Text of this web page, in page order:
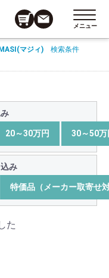
メニュー
MASI(マジィ) 検索条件
20～30万円 30～50万
み
特価品（メーカー取寄せ
た